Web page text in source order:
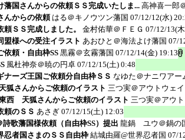
藩国さんからの依頼ＳＳ完成いたしま... 高神喜一郎
んからの依頼 はる＠キノウツン藩国 07/12/12(水)
ＳＳ完成しました。
金村佑華＠ＦＥＧ 07/12/13(
盟様への受注イラスト あおひと＠海法よけ藩国 07/
依頼・自由枠SS 黒霧＠玄霧藩国 07/12/14(金) 19:13
風杜神奈＠暁の円卓 07/12/15(土) 0:48
ナーズ王国ご依頼分自由枠ＳＳ なゆた＠ナニワアー
狐さんからご依頼のイラスト 三つ実＠アウトウェイ
西 天狐さんからご依頼のイラスト 三つ実＠アウ
頼のＳＳ あさぎ 07/12/15(土) 12:03
詩歌藩国様依頼（自由枠SS）提出 龍鍋 ユウ＠鍋の
忍者国さまのＳＳ自由枠 結城由羅@世界忍者国 07/